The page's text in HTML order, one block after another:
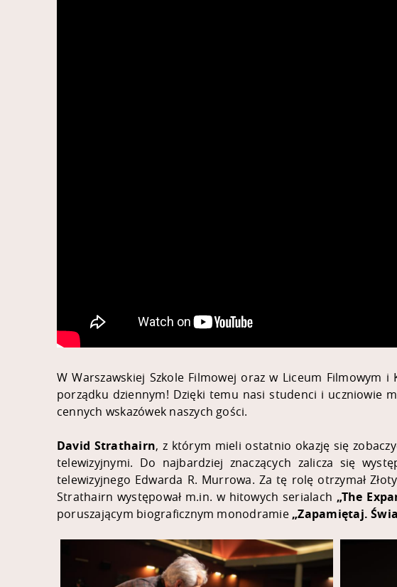
W Warszawskiej Szkole Filmowej oraz w Liceum
porządku dziennym! Dzięki temu nasi studenci i uczniowie
cennych wskazówek naszych gości.
David Strathairn, z którym mieli ostatnio okazję się
telewizyjnymi. Do najbardziej znaczących zalicza się
telewizyjnego Edwarda R. Murrowa. Za tę rolę otrzymał
Strathairn występował m.in. w hitowych serialach „The
poruszającym biograficznym monodramie „Zapamiętaj.